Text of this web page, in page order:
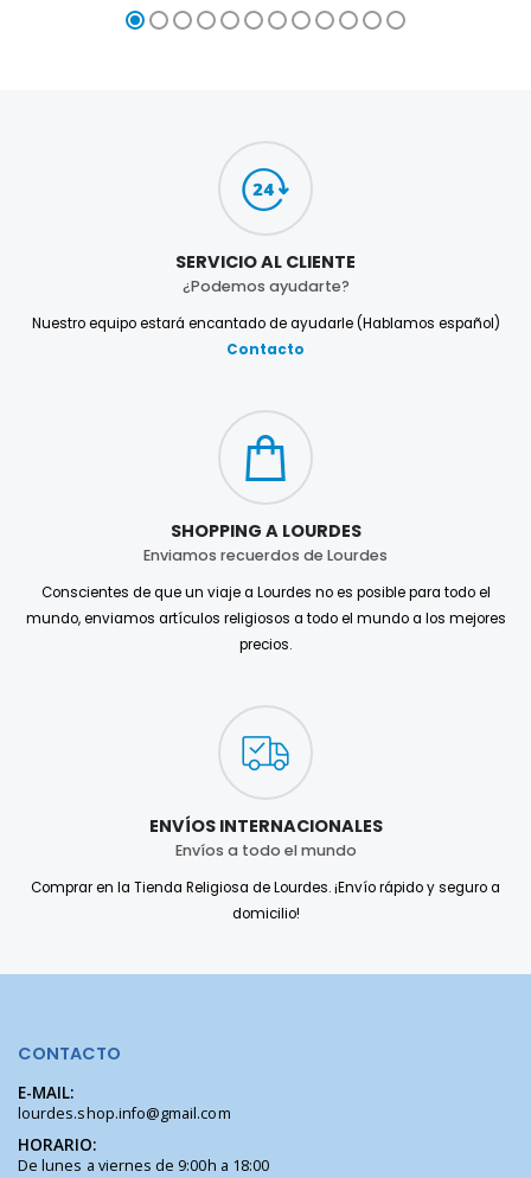
SERVICIO AL CLIENTE
¿Podemos ayudarte?
Nuestro equipo estará encantado de ayudarle (Hablamos español)
Contacto
SHOPPING A LOURDES
Enviamos recuerdos de Lourdes
Conscientes de que un viaje a Lourdes no es posible para todo el
mundo, enviamos artículos religiosos a todo el mundo a los mejores
precios.
ENVÍOS INTERNACIONALES
Envíos a todo el mundo
Comprar en la Tienda Religiosa de Lourdes. ¡Envío rápido y seguro a
domicilio!
CONTACTO
E-MAIL:
lourdes.shop.info@gmail.com
HORARIO:
De lunes a viernes de 9:00h a 18:00